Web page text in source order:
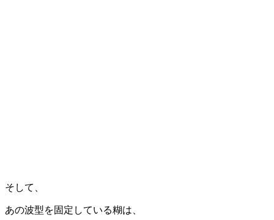
そして、
あの波型を固定している糊は、